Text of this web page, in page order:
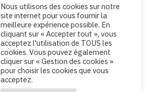
Nous utilisons des cookies sur notre
site internet pour vous fournir la
meilleure expérience possible. En
cliquant sur « Accepter tout », vous
acceptez l'utilisation de TOUS les
cookies. Vous pouvez également
cliquer sur « Gestion des cookies »
pour choisir les cookies que vous
acceptez.